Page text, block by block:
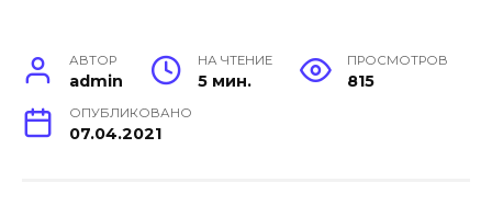
АВТОР
admin
НА ЧТЕНИЕ
5 мин.
ПРОСМОТРОВ
815
ОПУБЛИКОВАНО
07.04.2021